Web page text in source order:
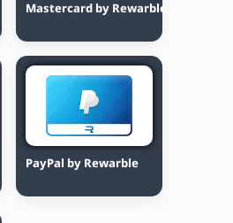
Mastercard by Rewarble
PayPal by Rewarble